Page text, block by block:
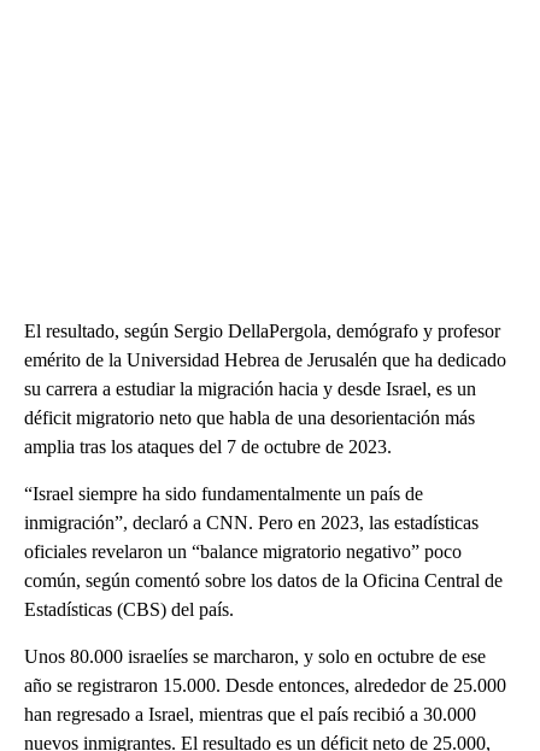
El resultado, según Sergio DellaPergola, demógrafo y profesor
emérito de la Universidad Hebrea de Jerusalén que ha dedicado
su carrera a estudiar la migración hacia y desde Israel, es un
déficit migratorio neto que habla de una desorientación más
amplia tras los ataques del 7 de octubre de 2023.
“Israel siempre ha sido fundamentalmente un país de
inmigración”, declaró a CNN. Pero en 2023, las estadísticas
oficiales revelaron un “balance migratorio negativo” poco
común, según comentó sobre los datos de la Oficina Central de
Estadísticas (CBS) del país.
Unos 80.000 israelíes se marcharon, y solo en octubre de ese
año se registraron 15.000. Desde entonces, alrededor de 25.000
han regresado a Israel, mientras que el país recibió a 30.000
nuevos inmigrantes. El resultado es un déficit neto de 25.000,